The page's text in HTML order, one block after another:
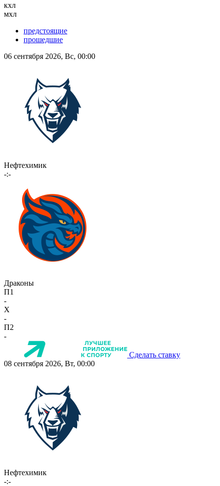
кхл
мхл
предстоящие
прошедшие
06 сентября 2026, Вс, 00:00
Нефтехимик
-:-
Драконы
П1
-
X
-
П2
-
Сделать ставку
08 сентября 2026, Вт, 00:00
Нефтехимик
-:-